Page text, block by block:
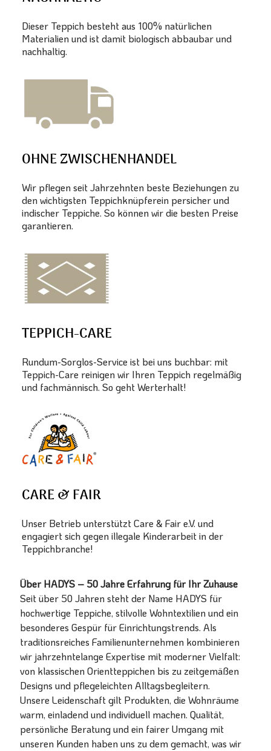
Dieser Teppich besteht aus 100% natürlichen
Materialien und ist damit biologisch abbaubar und
nachhaltig.
OHNE ZWISCHENHANDEL
Wir pflegen seit Jahrzehnten beste Beziehungen zu
den wichtigsten Teppichknüpferein persicher und
indischer Teppiche. So können wir die besten Preise
garantieren.
TEPPICH-CARE
Rundum-Sorglos-Service ist bei uns buchbar: mit
Teppich-Care reinigen wir Ihren Teppich regelmäßig
und fachmännisch. So geht Werterhalt!
CARE & FAIR
Unser Betrieb unterstützt Care & Fair e.V. und
engagiert sich gegen illegale Kinderarbeit in der
Teppichbranche!
Über HADYS – 50 Jahre Erfahrung für Ihr Zuhause
Seit über 50 Jahren steht der Name HADYS für
hochwertige Teppiche, stilvolle Wohntextilien und ein
besonderes Gespür für Einrichtungstrends. Als
traditionsreiches Familienunternehmen kombinieren
wir jahrzehntelange Expertise mit moderner Vielfalt:
von klassischen Orientteppichen bis zu zeitgemäßen
Designs und pflegeleichten Alltagsbegleitern.
Unsere Leidenschaft gilt Produkten, die Wohnräume
warm, einladend und individuell machen. Qualität,
persönliche Beratung und ein fairer Umgang mit
unseren Kunden haben uns zu dem gemacht, was wir